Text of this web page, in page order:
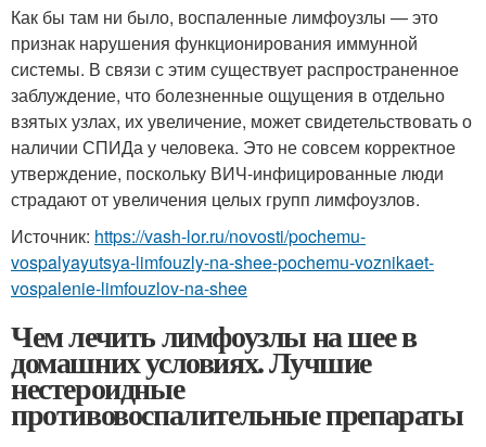
Как бы там ни было, воспаленные лимфоузлы — это
признак нарушения функционирования иммунной
системы. В связи с этим существует распространенное
заблуждение, что болезненные ощущения в отдельно
взятых узлах, их увеличение, может свидетельствовать о
наличии СПИДа у человека. Это не совсем корректное
утверждение, поскольку ВИЧ-инфицированные люди
страдают от увеличения целых групп лимфоузлов.
Источник: https://vash-lor.ru/novosti/pochemu-
vospalyayutsya-limfouzly-na-shee-pochemu-voznikaet-
vospalenie-limfouzlov-na-shee
Чем лечить лимфоузлы на шее в
домашних условиях. Лучшие
нестероидные
противовоспалительные препараты